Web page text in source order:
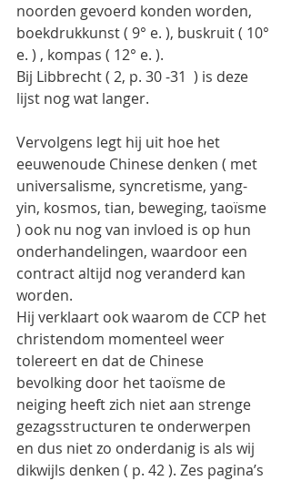
noorden gevoerd konden worden,
boekdrukkunst ( 9° e. ), buskruit ( 10°
e. ) , kompas ( 12° e. ).
Bij Libbrecht ( 2, p. 30 -31  ) is deze
lijst nog wat langer.
Vervolgens legt hij uit hoe het
eeuwenoude Chinese denken ( met
universalisme, syncretisme, yang-
yin, kosmos, tian, beweging, taoïsme
) ook nu nog van invloed is op hun
onderhandelingen, waardoor een
contract altijd nog veranderd kan
worden.
Hij verklaart ook waarom de CCP het
christendom momenteel weer
tolereert en dat de Chinese
bevolking door het taoïsme de
neiging heeft zich niet aan strenge
gezagsstructuren te onderwerpen
en dus niet zo onderdanig is als wij
dikwijls denken ( p. 42 ). Zes pagina’s